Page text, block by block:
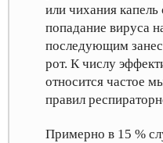
или чихания
попадание вируса
последующим
рот. К числу
относится частое
правил
Примерно в 15 %